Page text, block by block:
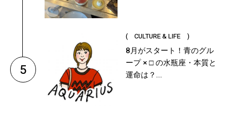
5
( CULTURE & LIFE )
8月がスタート！青のグル
ープ × □ の水瓶座・本質と
運命は？...